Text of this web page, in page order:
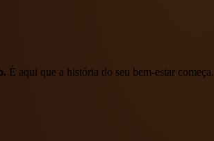
É aqui que a história do seu bem-estar começa.